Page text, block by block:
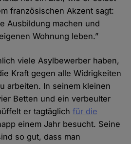
französischen Akzent sagt:
Ausbildung machen und
Wohnung leben.”
viele Asylbewerber haben,
Kraft gegen alle Widrigkeiten
arbeiten. In seinem kleinen
Betten und ein verbeulter
er tagtäglichfür die
einem Jahr besucht. Seine
so gut, dass man